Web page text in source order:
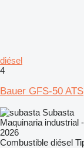
diésel
4
Bauer GFS-50 ATS
Subasta
Maquinaria industrial
2026
Combustible diésel